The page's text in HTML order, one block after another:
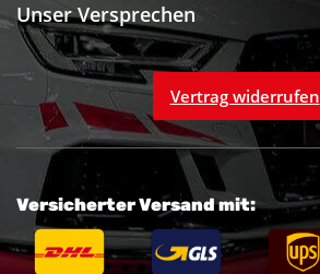
Unser Versprechen
Vertrag widerrufen
Versicherter Versand mit: